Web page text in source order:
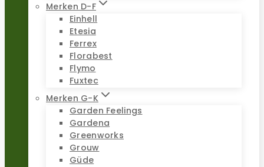
Merken D-F
Einhell
Etesia
Ferrex
Florabest
Flymo
Fuxtec
Merken G-K
Garden Feelings
Gardena
Greenworks
Grouw
Güde